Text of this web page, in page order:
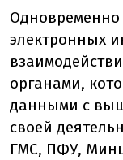
Одновременно
электронных
органами,
данными с
своей
ГМС, ПФУ,